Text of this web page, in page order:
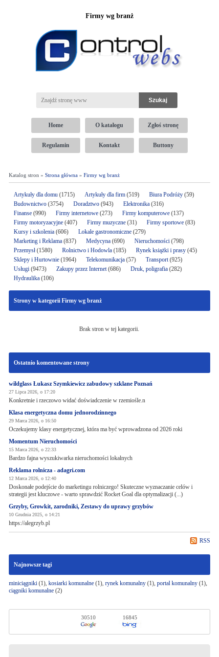
Firmy wg branż
Home O katalogu Zgłoś stronę
Regulamin Kontakt Buttony
Katalog stron » Strona główna» Firmy wg branż
Artykuły dla domu(1715) Artykuły dla firm(519) Biura Podróży(59)
Budownictwo(3754) Doradztwo(943) Elektronika (316)
Finanse(990) Firmy internetowe (273) Firmy komputerowe(137)
Firmy motoryzacyjne(407) Firmy muzyczne(31) Firmy sportowe(83)
Kursy i szkolenia(606) Lokale gastronomiczne(279)
Marketing i Reklama(837) Medycyna(690) Nieruchomości(798)
Przemysł(1580) Rolnictwo i Hodowla(185) Rynek książki i prasy(45)
Sklepy i Hurtownie(1964) Telekomunikacja(57) Transport(925)
Usługi(9473) Zakupy przez Internet(686) Druk, poligrafia(282)
Hydraulika(106)
Strony w kategorii Firmy wg branż
Brak stron w tej kategorii.
Ostatnio komentowane strony
wildglass Łukasz Szymkiewicz zabudowy szklane Poznań
27 Lipca 2026, o 17:20
Konkretnie i rzeczowo widać doświadczenie w rzemiośle.n
Klasa energetyczna domu jednorodzinnego
29 Marca 2026, o 16:50
Oczekujemy klasy energetycznej, która ma być wprowadzona od 2026 roki
Momentum Nieruchomości
15 Marca 2026, o 22:33
Bardzo fajna wyszukiwarka nieruchomości lokalnych
Reklama rolnicza - adagri.com
12 Marca 2026, o 12:40
Doskonałe podejście do marketingu rolniczego! Skuteczne wyznaczanie celów i
strategii jest kluczowe - warto sprawdzić Rocket Goal dla optymalizacji (...)
Grzyby, Growkit, zarodniki, Zestawy do uprawy grzybów
10 Grudnia 2025, o 14:21
https://alegrzyb.pl
RSS
Najnowsze tagi
miniciągniki(1), kosiarki komunalne(1), rynek komunalny(1), portal komunalny(1),
ciągniki komunalne(2)
30510 16845